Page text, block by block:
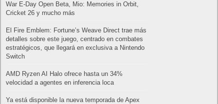
War E-Day Open Beta, Mio: Memories in Orbit,
Cricket 26 y mucho más
El Fire Emblem: Fortune’s Weave Direct trae más
detalles sobre este juego, centrado en combates
estratégicos, que llegará en exclusiva a Nintendo
Switch
AMD Ryzen AI Halo ofrece hasta un 34%
velocidad a agentes en inferencia loca
Ya está disponible la nueva temporada de Apex